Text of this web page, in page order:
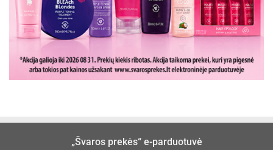
„Švaros prekės“ e-parduotuvė